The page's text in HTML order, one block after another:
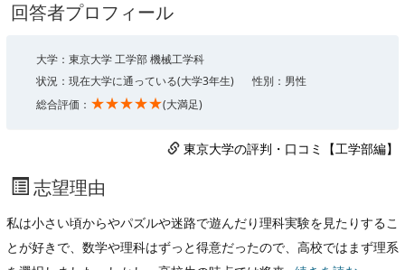
回答者プロフィール
大学：東京大学 工学部 機械工学科
状況：現在大学に通っている(大学3年生)
性別：男性
総合評価： ★★★★★(大満足)
東京大学の評判・口コミ【工学部編】
志望理由
私は小さい頃からやパズルや迷路で遊んだり理科実験を見たりするこ
とが好きで、数学や理科はずっと得意だったので、高校ではまず理系